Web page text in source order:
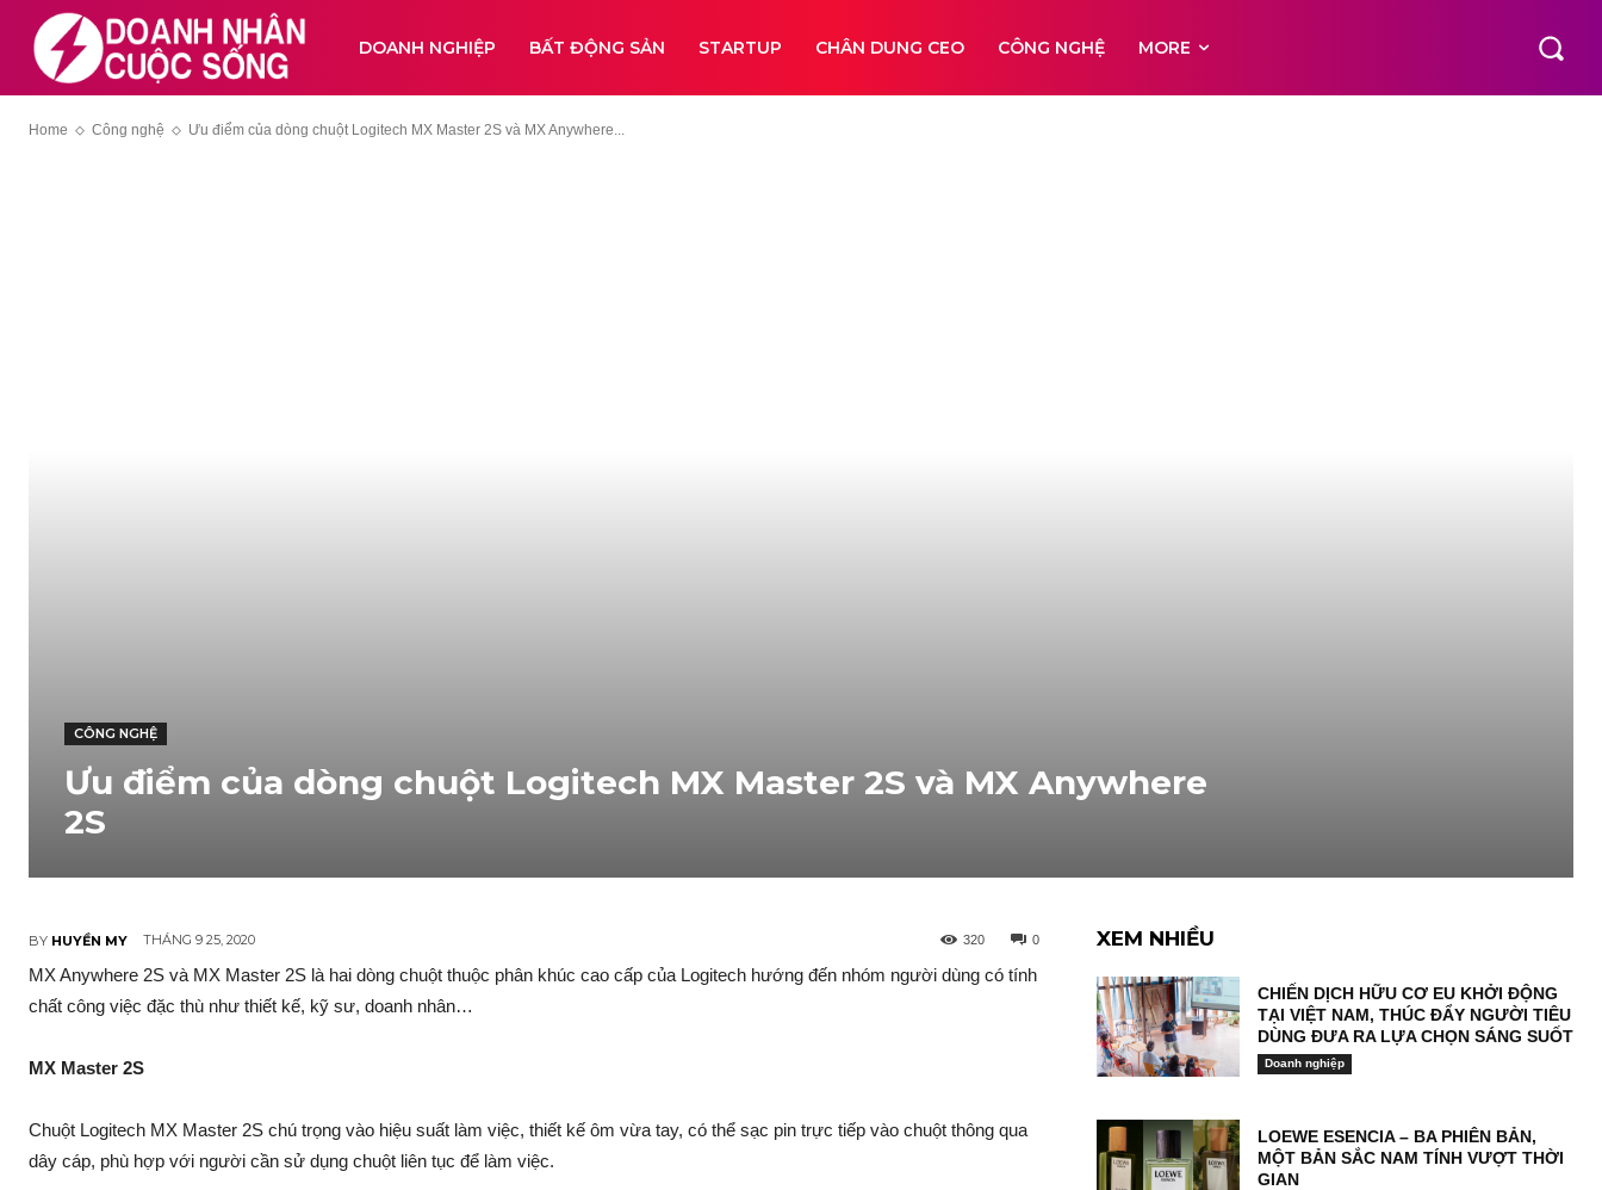
DOANH NGHIỆP BẤT ĐỘNG SẢN STARTUP CHÂN DUNG CEO CÔNG NGHỆ MORE
Home Công nghệ Ưu điểm của dòng chuột Logitech MX Master 2S và MX Anywhere...
CÔNG NGHỆ
Ưu điểm của dòng chuột Logitech MX Master 2S và MX Anywhere
2S
BY HUYỀN MY THÁNG 9 25, 2020 0
320
MX Anywhere 2S và MX Master 2S là hai dòng chuột thuộc phân khúc cao cấp của Logitech hướng đến nhóm người dùng có tính
chất công việc đặc thù như thiết kế, kỹ sư, doanh nhân…
MX Master 2S
Chuột Logitech MX Master 2S chú trọng vào hiệu suất làm việc, thiết kế ôm vừa tay, có thể sạc pin trực tiếp vào chuột thông qua
dây cáp, phù hợp với người cần sử dụng chuột liên tục để làm việc.
XEM NHIỀU
CHIẾN DỊCH HỮU CƠ EU KHỞI ĐỘNG
TẠI VIỆT NAM, THÚC ĐẨY NGƯỜI TIÊU
DÙNG ĐƯA RA LỰA CHỌN SÁNG SUỐT
Doanh nghiệp
LOEWE ESENCIA – BA PHIÊN BẢN,
MỘT BẢN SẮC NAM TÍNH VƯỢT THỜI
GIAN